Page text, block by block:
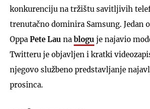
konkurenciju na tržištu savitljivih
trenutačno dominira Samsung. Jedan
Oppa Pete Lau na blogu je najavio
Twitteru je objavljen i kratki
njegovo službeno predstavljanje
prosinca.